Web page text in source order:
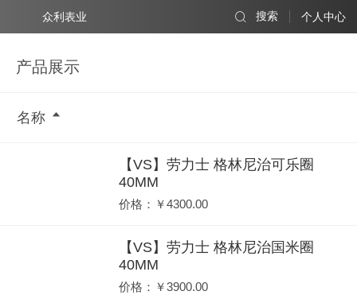
众利表业 个人中心
搜索
产品展示
名称
【VS】劳力士 格林尼治可乐圈
40MM
价格：￥4300.00
【VS】劳力士 格林尼治国米圈
40MM
价格：￥3900.00